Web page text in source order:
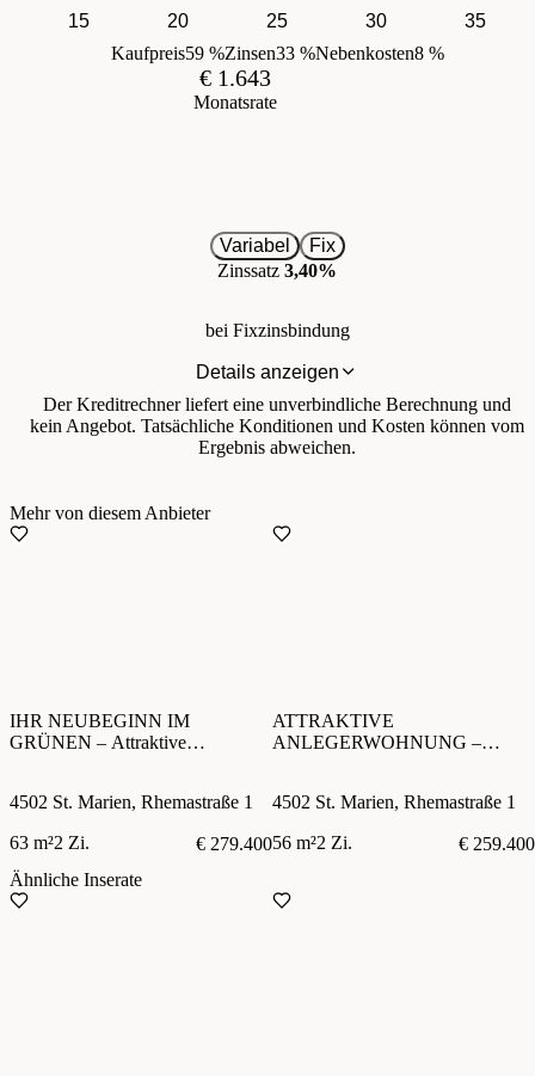
15
20 25 30
35
Kaufpreis59 %Zinsen33 %Nebenkosten8 %
€ 1.643
Monatsrate
Variabel
Fix
Zinssatz 3,40%
bei Fixzinsbindung
Details anzeigen
Der Kreditrechner liefert eine unverbindliche Berechnung und
kein Angebot. Tatsächliche Konditionen und Kosten können vom
Ergebnis abweichen.
Mehr von diesem Anbieter
IHR NEUBEGINN IM
GRÜNEN – Attraktive
optional
4502 St. Marien, Rhemastraße 1
63 m²2 Zi. € 279.400
ATTRAKTIVE
ANLEGERWOHNUNG –
4502 St. Marien, Rhemastraße 1
56 m²2 Zi.
€ 259.400
Ähnliche Inserate